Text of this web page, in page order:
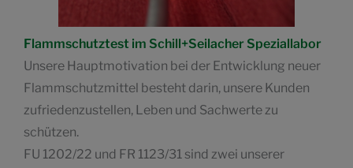
Flammschutztest im Schill+Seilacher Speziallabor
Unsere Hauptmotivation bei der Entwicklung neuer
Flammschutzmittel besteht darin, unsere Kunden
zufriedenzustellen, Leben und Sachwerte zu
schützen.
FU 1202/22 und FR 1123/31 sind zwei unserer